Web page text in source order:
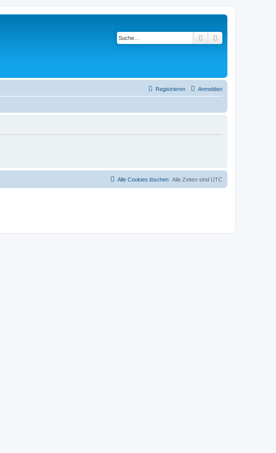
Suche
Anmelden
Registrieren
Alle Zeiten sind UTC
Alle Cookies löschen